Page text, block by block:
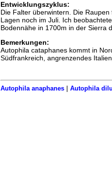
Entwicklungszyklus:
Die Falter überwintern. Die
Lagen noch im Juli. Ich
Bodennähe in 1700m in der Sierra
Bemerkungen:
Autophila cataphanes kommt in
Südfrankreich, angrenzendes
Autophila anaphanes| Autophila